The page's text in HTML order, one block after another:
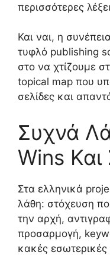
περισσότερες
Και ναι, η
τυφλό publishing
στο να χτίζουμε
topical map που
σελίδες και
Συχνά
Wins
Στα ελληνικά
λάθη: στόχευση
την αρχή,
προσαρμογή,
κακές εσωτερικές